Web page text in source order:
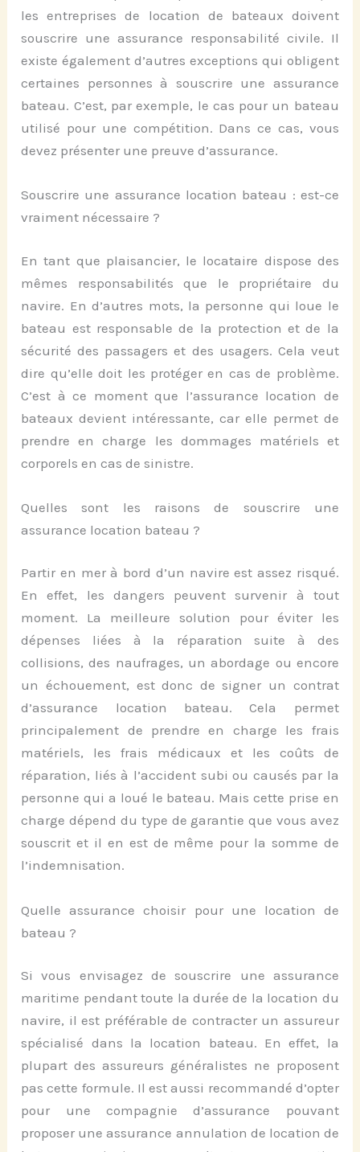
les entreprises de location de bateaux doivent
souscrire une assurance responsabilité civile. Il
existe également d’autres exceptions qui obligent
certaines personnes à souscrire une assurance
bateau. C’est, par exemple, le cas pour un bateau
utilisé pour une compétition. Dans ce cas, vous
devez présenter une preuve d’assurance.
Souscrire une assurance location bateau : est-ce
vraiment nécessaire ?
En tant que plaisancier, le locataire dispose des
mêmes responsabilités que le propriétaire du
navire. En d’autres mots, la personne qui loue le
bateau est responsable de la protection et de la
sécurité des passagers et des usagers. Cela veut
dire qu’elle doit les protéger en cas de problème.
C’est à ce moment que l’assurance location de
bateaux devient intéressante, car elle permet de
prendre en charge les dommages matériels et
corporels en cas de sinistre.
Quelles sont les raisons de souscrire une
assurance location bateau ?
Partir en mer à bord d’un navire est assez risqué.
En effet, les dangers peuvent survenir à tout
moment. La meilleure solution pour éviter les
dépenses liées à la réparation suite à des
collisions, des naufrages, un abordage ou encore
un échouement, est donc de signer un contrat
d’assurance location bateau. Cela permet
principalement de prendre en charge les frais
matériels, les frais médicaux et les coûts de
réparation, liés à l’accident subi ou causés par la
personne qui a loué le bateau. Mais cette prise en
charge dépend du type de garantie que vous avez
souscrit et il en est de même pour la somme de
l’indemnisation.
Quelle assurance choisir pour une location de
bateau ?
Si vous envisagez de souscrire une assurance
maritime pendant toute la durée de la location du
navire, il est préférable de contracter un assureur
spécialisé dans la location bateau. En effet, la
plupart des assureurs généralistes ne proposent
pas cette formule. Il est aussi recommandé d’opter
pour une compagnie d’assurance pouvant
proposer une assurance annulation de location de